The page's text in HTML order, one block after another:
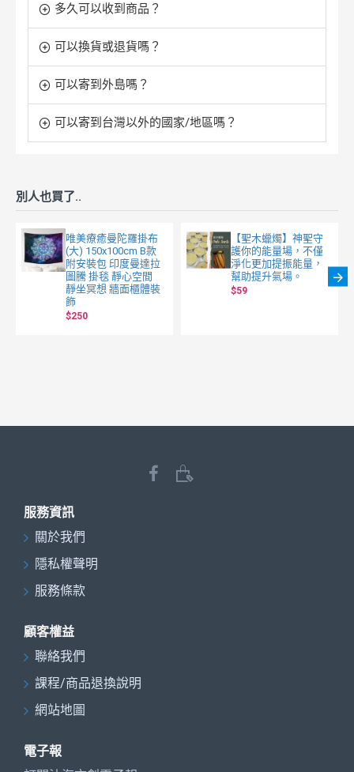
多久可以收到商品？
可以換貨或退貨嗎？
可以寄到外島嗎？
可以寄到台灣以外的國家/地區嗎？
別人也買了..
唯美療癒曼陀羅掛布
(大) 150x100cm B款
附安裝包 印度曼達拉
圖騰 掛毯 靜心空間
靜坐冥想 牆面櫃體裝
飾
$250
【聖木蠟燭】神聖守
護你的能量場，不僅
淨化更加提振能量，
幫助提升氣場。
$59
服務資訊
關於我們
隱私權聲明
服務條款
顧客權益
聯絡我們
課程/商品退換說明
網站地圖
電子報